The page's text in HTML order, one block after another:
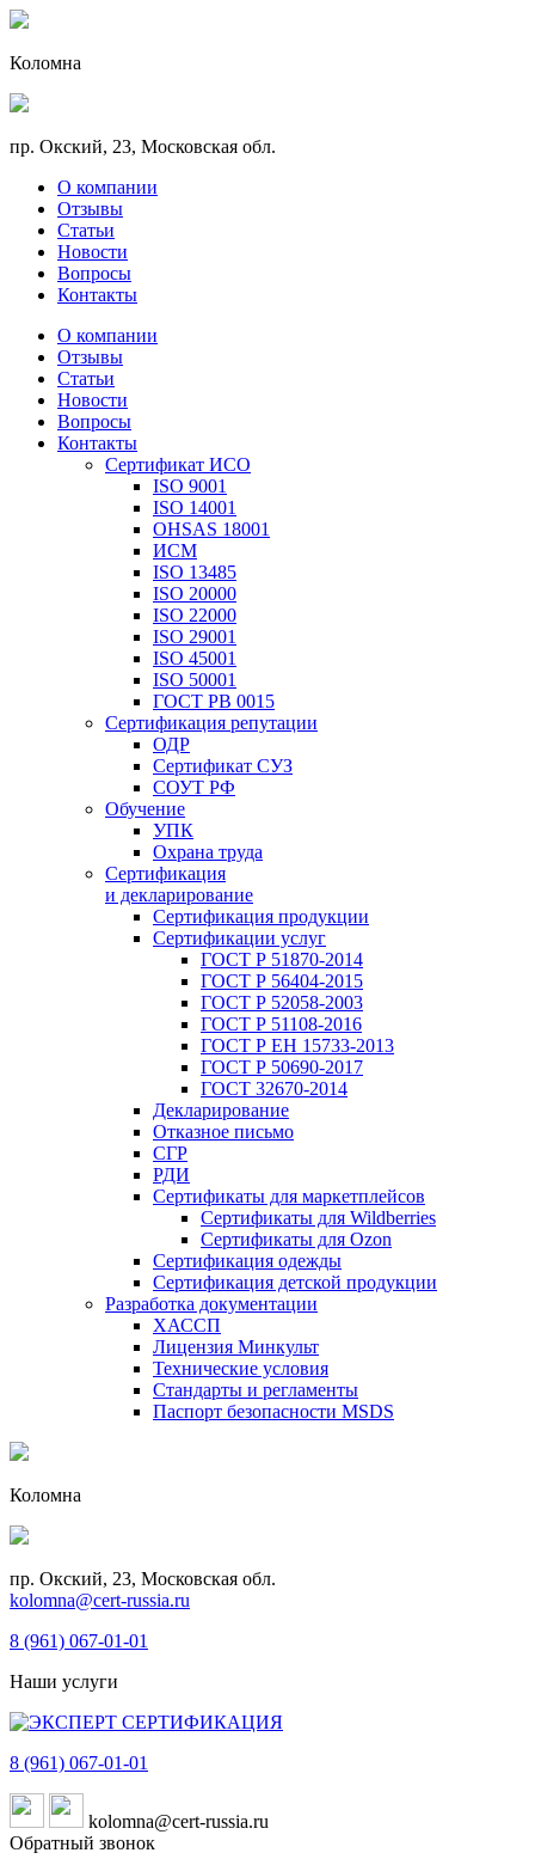
Коломна
пр. Окский, 23, Московская обл.
О компании
Отзывы
Статьи
Новости
Вопросы
Контакты
О компании
Отзывы
Статьи
Новости
Вопросы
Контакты
Сертификат ИСО
ISO 9001
ISO 14001
OHSAS 18001
ИСМ
ISO 13485
ISO 20000
ISO 22000
ISO 29001
ISO 45001
ISO 50001
ГОСТ РВ 0015
Сертификация репутации
ОДР
Сертификат СУЗ
СОУТ РФ
Обучение
УПК
Охрана труда
Сертификация
и декларирование
Сертификация продукции
Сертификации услуг
ГОСТ Р 51870-2014
ГОСТ Р 56404-2015
ГОСТ Р 52058-2003
ГОСТ Р 51108-2016
ГОСТ Р ЕН 15733-2013
ГОСТ Р 50690-2017
ГОСТ 32670-2014
Декларирование
Отказное письмо
СГР
РДИ
Сертификаты для маркетплейсов
Сертификаты для Wildberries
Сертификаты для Ozon
Сертификация одежды
Сертификация детской продукции
Разработка документации
ХАССП
Лицензия Минкульт
Технические условия
Стандарты и регламенты
Паспорт безопасности MSDS
Коломна
пр. Окский, 23, Московская обл.
kolomna@cert-russia.ru
8 (961) 067-01-01
Наши услуги
8 (961) 067-01-01
kolomna@cert-russia.ru
Обратный звонок